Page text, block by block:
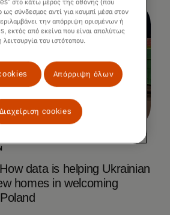
data is helping Ukrainian
homes in welcoming
στο κάτω μέρος της οθόνης (που
ως σύνδεσμος αντί για κουμπί μέσα στον
την απόρριψη ορισμένων ή
εκτός από εκείνα που είναι απολύτως
του ιστότοπου.
Απόρριψη όλων
Διαχείριση cookies